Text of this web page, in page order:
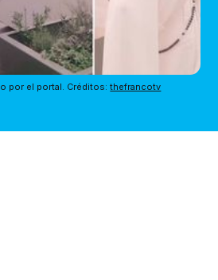
por el portal. Créditos: thefrancotv